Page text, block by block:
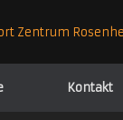
Kontakt